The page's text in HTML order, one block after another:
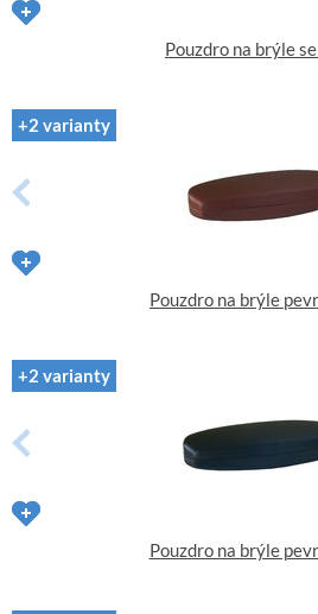
Pouzdro na brýle
+2 varianty
Pouzdro na brýle
+2 varianty
Pouzdro na brýle